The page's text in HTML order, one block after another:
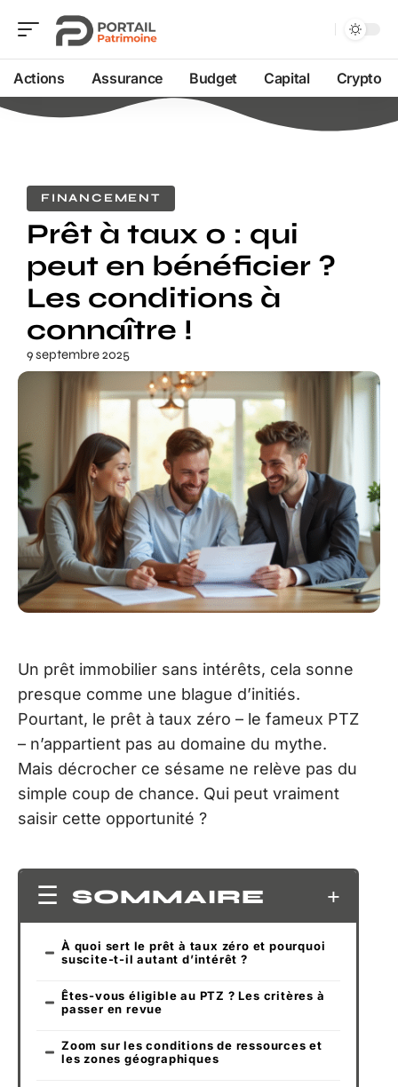
Actions Assurance Budget Capital Crypto
FINANCEMENT
Prêt à taux 0 : qui
peut en bénéficier ?
Les conditions à
connaître !
9 septembre 2025
Un prêt immobilier sans intérêts, cela sonne
presque comme une blague d’initiés.
Pourtant, le prêt à taux zéro – le fameux PTZ
– n’appartient pas au domaine du mythe.
Mais décrocher ce sésame ne relève pas du
simple coup de chance. Qui peut vraiment
saisir cette opportunité ?
SOMMAIRE
À quoi sert le prêt à taux zéro et pourquoi
suscite-t-il autant d’intérêt ?
Êtes-vous éligible au PTZ ? Les critères à
passer en revue
Zoom sur les conditions de ressources et
les zones géographiques